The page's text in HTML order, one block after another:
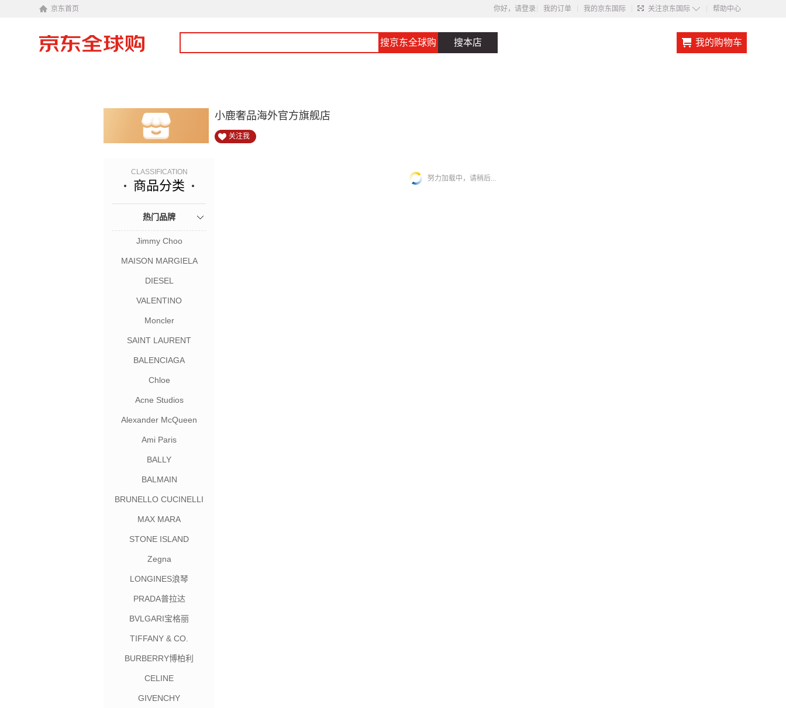
京东首页 你好，请登录 我的订单 我的京东国际 关注京东国际 ◇ 帮助中心
搜京东全球购 搜本店 我的购物车
小鹿奢品海外官方旗舰店
关注我
CLASSIFICATION
商品分类
热门品牌
Jimmy Choo
MAISON MARGIELA
DIESEL
VALENTINO
Moncler
SAINT LAURENT
BALENCIAGA
Chloe
Acne Studios
Alexander McQueen
Ami Paris
BALLY
BALMAIN
BRUNELLO CUCINELLI
MAX MARA
STONE ISLAND
Zegna
LONGINES浪琴
PRADA普拉达
BVLGARI宝格丽
TIFFANY & CO.
BURBERRY博柏利
CELINE
GIVENCHY
努力加载中，请稍后...